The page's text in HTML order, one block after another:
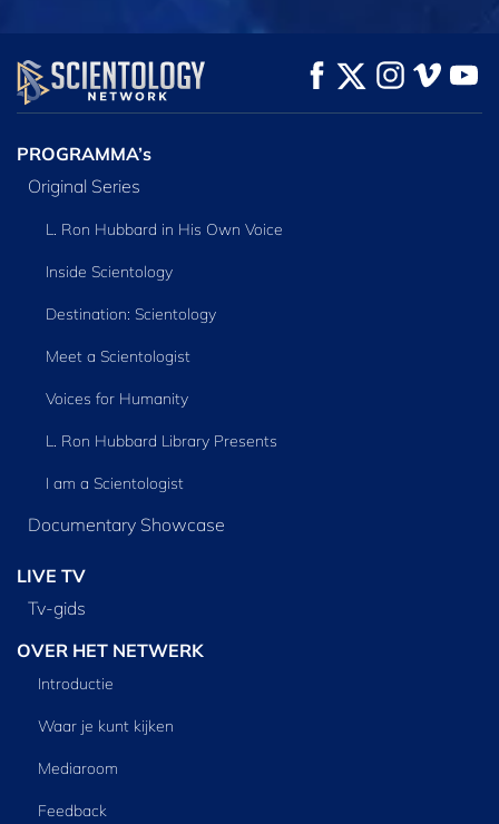
KIJK VERKEN DE SERIE
PROGRAMMA’s
Original Series
L. Ron Hubbard in His Own Voice
Inside Scientology
Destination: Scientology
Meet a Scientologist
Voices for Humanity
L. Ron Hubbard Library Presents
I am a Scientologist
Documentary Showcase
LIVE TV
Tv‑gids
OVER HET NETWERK
Introductie
Waar je kunt kijken
Mediaroom
Feedback